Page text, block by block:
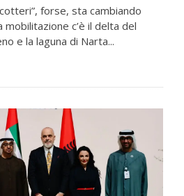
forse, sta cambiando
mobilitazione c’è il delta del
e la laguna di Narta...